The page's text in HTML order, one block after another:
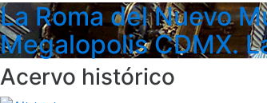
La Roma del Nuevo
Megalopolis CDMX.
Acervo histórico